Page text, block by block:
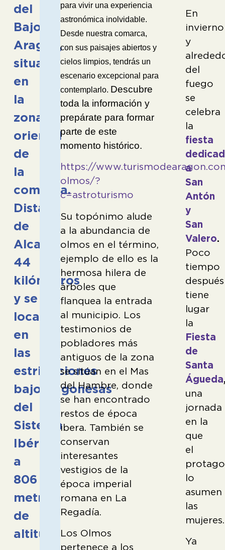
del
Bajo
Aragón,
situada
en
la
zona
oriental
de
la
comarca.
Dista
de
Alcañiz
44
kilómetros
y se
localiza
en
las
estribaciones
bajoaragonesas
del
Sistema
Ibérico,
a
806
metros
de
altitud.
para vivir una experiencia
astronómica inolvidable.
Desde nuestra comarca,
con sus paisajes abiertos y
cielos limpios, tendrás un
escenario excepcional para
contemplarlo. Descubre
toda la información y
prepárate para formar
parte de este
momento histórico.
https://
olmos/?
c=astroturismo
Su topónimo alude
a la abundancia de
olmos en el término,
ejemplo de ello es la
hermosa hilera de
árboles que
flanquea la entrada
al municipio. Los
testimonios de
pobladores más
antiguos de la zona
se sitúan en el Mas
del Hambre, donde
se han encontrado
restos de época
ibera. También se
conservan
interesantes
vestigios de la
época imperial
romana en La
Regadía.
Los Olmos
pertenece a los
En
invierno
y
del
fuego
se
celebra
la
fiesta
a
San
Antón
y
San
Valero.
Poco
tiempo
después
tiene
lugar
la
Fiesta
de
Santa
Águeda
una
jornada
en la
que
el
lo
asumen
las
mujeres.
Ya